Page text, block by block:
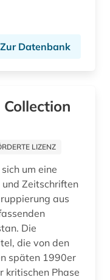
Zur Datenbank
LIZENZ
um eine
Zeitschriften
aus
Die
die von den
späten 1990er
kritischen Phase